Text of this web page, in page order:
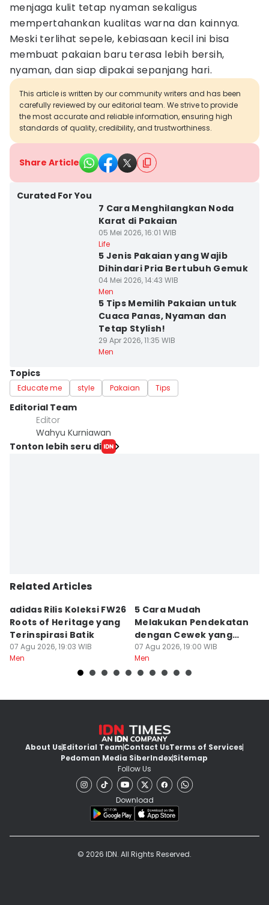
menjaga kulit tetap nyaman sekaligus
mempertahankan kualitas warna dan kainnya.
Meski terlihat sepele, kebiasaan kecil ini bisa
membuat pakaian baru terasa lebih bersih,
nyaman, dan siap dipakai sepanjang hari.
This article is written by our community writers and has been
carefully reviewed by our editorial team. We strive to provide
the most accurate and reliable information, ensuring high
standards of quality, credibility, and trustworthiness.
Share Article
Curated For You
7 Cara Menghilangkan Noda
Karat di Pakaian
05 Mei 2026, 16:01 WIB
Life
5 Jenis Pakaian yang Wajib
Dihindari Pria Bertubuh Gemuk
04 Mei 2026, 14:43 WIB
Men
5 Tips Memilih Pakaian untuk
Cuaca Panas, Nyaman dan
Tetap Stylish!
29 Apr 2026, 11:35 WIB
Men
Topics
Educate me style Pakaian Tips
Editorial Team
Editor
Wahyu Kurniawan
Tonton lebih seru di
Related Articles
adidas Rilis Koleksi FW26
Roots of Heritage yang
Terinspirasi Batik
07 Agu 2026, 19:03 WIB
Men
5 Cara Mudah
Melakukan Pendekatan
dengan Cewek yang
Selektif
07 Agu 2026, 19:00 WIB
Men
About UsEditorial TeamContact UsTerms of Services
Pedoman Media SiberIndexSitemap
Follow Us
Download
© 2026 IDN. All Rights Reserved.